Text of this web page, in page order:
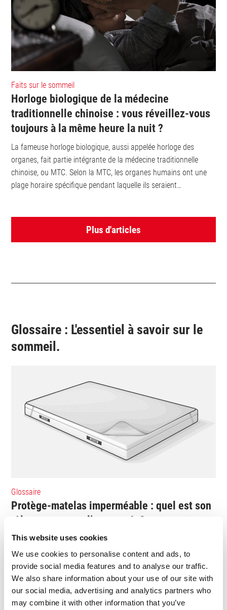
This website uses cookies
We use cookies to personalise content and ads, to
provide social media features and to analyse our traffic.
We also share information about your use of our site with
our social media, advertising and analytics partners who
may combine it with other information that you’ve
Faits sur le sommeil
Horloge biologique de la médecine
traditionnelle chinoise : vous réveillez-vous
toujours à la même heure la nuit ?
La fameuse horloge biologique, aussi appelée horloge des
organes, fait partie intégrante de la médecine traditionnelle
chinoise, ou MTC. Selon la MTC, les organes humains ont une
plage horaire spécifique pendant laquelle ils seraient
Plus d'articles
Glossaire : L'essentiel à savoir sur le
sommeil.
Glossaire
Protège-matelas imperméable : quel est son
rôle et comment l’entretenir ?
Changer sa literie peut représenter un certain investissement.
Vous êtes à la recherche d’une solution pour prolonger la durée
de vie de votre matelas ? Un protège-matelas imperméable est
l’un des accessoires indispensables. Discret mais efficace, il
permet de protéger votre...